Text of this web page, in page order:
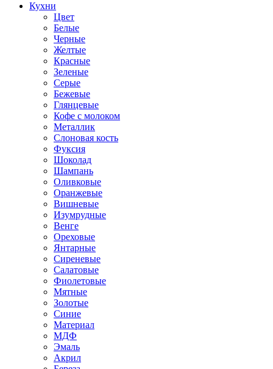
Кухни
Цвет
Белые
Черные
Желтые
Красные
Зеленые
Серые
Бежевые
Глянцевые
Кофе с молоком
Металлик
Слоновая кость
Фуксия
Шоколад
Шампань
Оливковые
Оранжевые
Вишневые
Изумрудные
Венге
Ореховые
Янтарные
Сиреневые
Салатовые
Фиолетовые
Мятные
Золотые
Синие
Материал
МДФ
Эмаль
Акрил